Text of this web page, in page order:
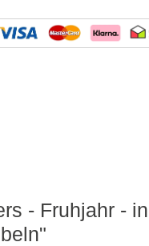
- Fruhjahr - in